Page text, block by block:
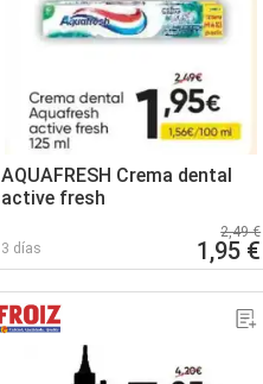
AQUAFRESH Crema dental
active fresh
3 días
2,49 €
1,95 €